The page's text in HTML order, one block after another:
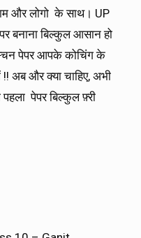
और लोगो के साथ। UP
बनाना बिल्कुल आसान हो
पेपर आपके कोचिंग के
अब और क्या चाहिए, अभी
पेपर बिल्कुल फ़्री